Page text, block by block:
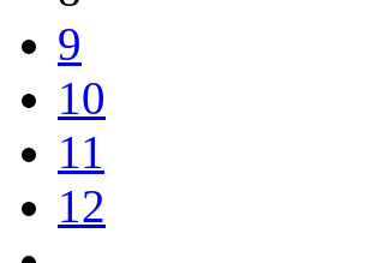
9
10
11
12